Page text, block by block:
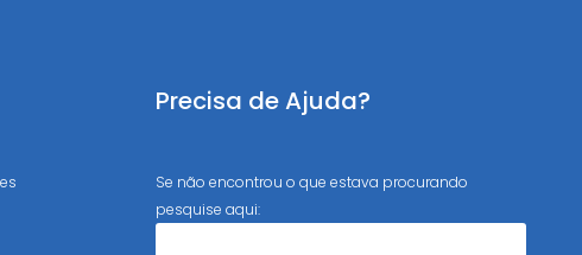
Precisa de Ajuda?
Se não encontrou o que estava procurando
pesquise aqui: